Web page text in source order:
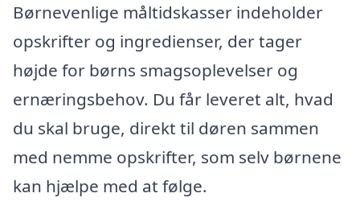
Børnevenlige måltidskasser indeholder
opskrifter og ingredienser, der tager
højde for børns smagsoplevelser og
ernæringsbehov. Du får leveret alt, hvad
du skal bruge, direkt til døren sammen
med nemme opskrifter, som selv børnene
kan hjælpe med at følge.